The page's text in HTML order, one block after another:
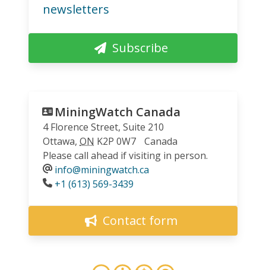
newsletters
Subscribe
MiningWatch Canada
4 Florence Street, Suite 210
Ottawa, ON K2P 0W7
Canada
Please call ahead if visiting in person.
info@miningwatch.ca
Phone
+1 (613) 569-3439
Contact form